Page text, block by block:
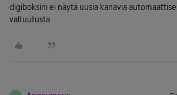
digiboksini ei näytä uusia kanavia
valtuutusta.